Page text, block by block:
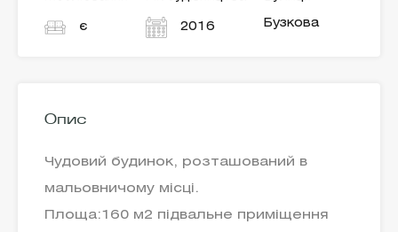
є 2016 Бузкова
Опис
Чудовий будинок, розташований в
мальовничому місці.
Площа:160 м2 підвальне приміщення